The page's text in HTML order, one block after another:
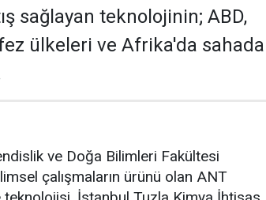
sağlayan teknolojinin; ABD,
ülkeleri ve Afrika'da sahada
ve Doğa Bilimleri Fakültesi
çalışmaların ürünü olan ANT